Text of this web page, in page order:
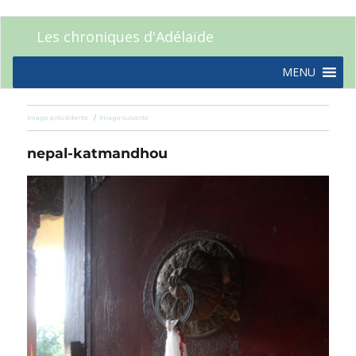
Les chroniques d'Adélaïde
MENU
Image précédente Image suivante
nepal-katmandhou